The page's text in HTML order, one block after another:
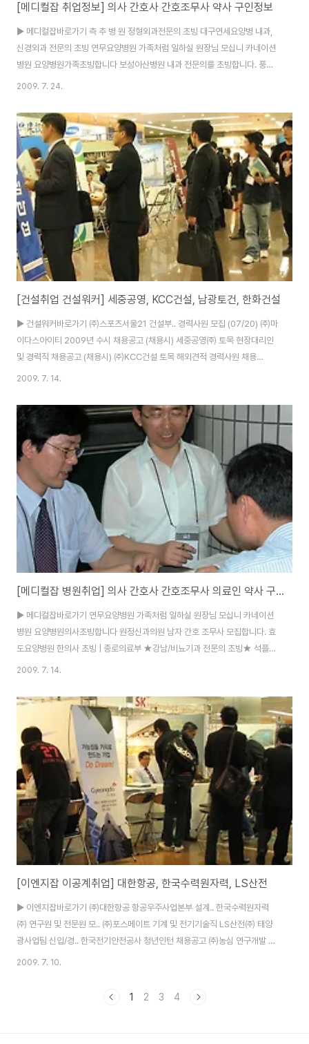
[메디컬잡 취업정보] 의사 간호사 간호조무사 약사 구인정보
▶ 메디컬잡바로가기 측 추 병 원 정형외과전문의 초빙 대구연세요양병 내과,
신경외과 전문의 초빙 연무요양병원 가족처럼 일하실 원장님 모십니 카네이션
병원 요양병원가족초빙합니다 보성아산병원 내과 전문의를 초빙합니다. 풍양
의료기상사 내과/가정의학과/정신과/일반외 호남의료부 ·´″°³★법인의원에서
부 ★은평구/내과초빙★ 경력 서울 08/21 종로의료부 ★일산내과초빙★ 경
력 경기 08/21 종로의료부 ▣ 의료인 구인 구직 전문 컬설팅 ▣ 무관 전국
08/21 21C한일병원 정신과 의사를 모십니다 무관 경남 08/20 풍양의료기
상사 치과의 선생님 초빙합니다. 무관 경기 08/20 풍양의료기상사 내과 전문
의 초빙합니다. 무관 경북 08/19 고촌..
2009. 7. 24.
[건설취업 건설워커] 세중공영, KCC건설, 남광토건, 한화건설
▶ 건설워커바로가기 ㈜스포츠서울21 건설부.. 경력사원 모집 (07/20) ㈜마
이다스아이티 2009년 수시 채용공고 (채용시) 세중공영㈜ 토목 현장대리인
및 경력직 채용공고 (채용시) ㈜KCC건설 토목 해외견적 경력사원 채용
(07/19) 남광토건㈜ 해외부문 경력사원 모집 (07/19) ㈜한화건설 토목/플
8월 Project계약직 채용 (07/17) 동성건설㈜ 신입/경력 채용공고 (07/17)
㈜혜인이엔씨 토목설계/감리(항만및해안)/공정관리) (채용시) 남선건설㈜
2009년도 신입/경력사원 모집 (07/15) ㈜대우건설 현장계약직 7월 공개모
집 (07/14) ㈜메가마크 영업분야 경력모집 (07/14) 은민에스앤디 현장샾지
원 ..
2009. 7. 14.
[메디컬잡 병원취업] 의사 간호사 간호조무사 의료인 약사 구인정보
▶ 메디컬잡바로가기 연무요양병원 가족처럼 일하실 원장님 모십니 카네이션
병원 요양병원의사초빙합니다 원정신과의원 남자 간호 조무사 모집합니다. 효
도요양병원 한의사 초빙 | 종로의료부 ★강남/비뇨기과 전문의 초빙★ 석플란
트치과병 코디네이터 | 보성아산병원 내과 전문의를 초빙합니다. 풍양의료기상
닥터론 ▶ 메디컬잡바로가기 회사명 모집부문 구분 지역 마감 종로의료부 ★
인천요양/가정의,일반외과초빙★ 무관 인천 08/11 종로의료부 ★의정부/치
과초빙★ 경력 경기 08/11 종로의료부 ▣ 의료인 구인 구직 전문 컬설팅 ▣
무관 전국 08/11 풍양의료기상사 일반외과,가정 전문의 초빙합니다. 무관 전
국 08/11 풍양의료기상사 전문의 초빙합니다. ..
2009. 7. 14.
[이엔지잡 이공계취업] 대한항공, 한국수력원자력, LS산전
▶ 이엔지잡바로가기 ㈜대한항공 항공우주사업본부 설계.. 한국수력원자력
㈜ 연구원 및 전문원 모.. ㈜포스메이트 기계 및 전기기술직 LS산전㈜ 태양
광사업팀 신입/경.. 한국전기안전공사 청년인턴 채용공고 ㈜농심 연구개발 경
력사원 모.. 포스틸 경력사원 모집 현대오일뱅크㈜ 2009년 대졸 신입.. (사)고
2009. 7. 10.
1 2 3 4